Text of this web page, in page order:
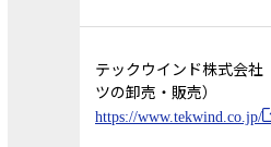
テックウインド株式会社
ツの卸売・販売）
https://www.tekwind.co.jp/